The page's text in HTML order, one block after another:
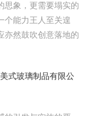
思象，更需要塌实的
个能力王人至关遑
亦然鼓吹创意落地的
式玻璃制品有限公